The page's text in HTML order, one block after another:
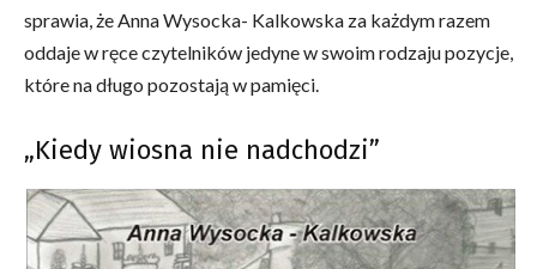
sprawia, że Anna Wysocka- Kalkowska za każdym razem
oddaje w ręce czytelników jedyne w swoim rodzaju pozycje,
które na długo pozostają w pamięci.
„Kiedy wiosna nie nadchodzi”